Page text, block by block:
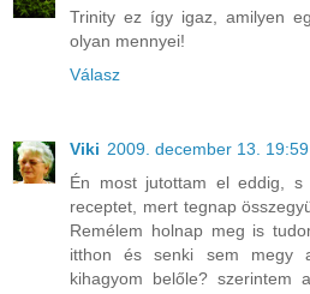
Trinity ez így igaz, amilyen
olyan mennyei!
Válasz
Viki 2009. december 13. 19:59
Én most jutottam el eddig,
receptet, mert tegnap
Remélem holnap meg is
itthon és senki sem megy
kihagyom belőle? szerintem